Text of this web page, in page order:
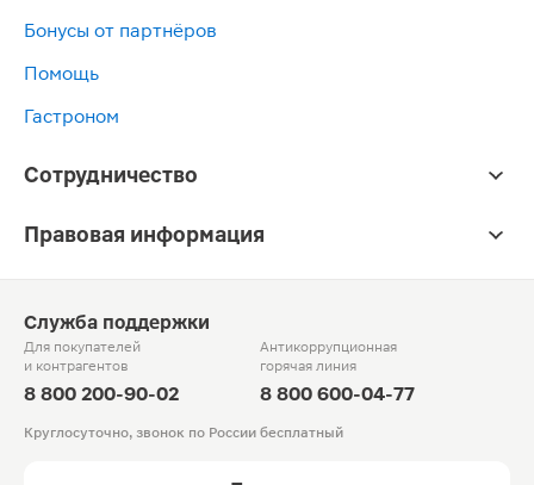
Бонусы от партнёров
Помощь
Гастроном
Сотрудничество
Правовая информация
Служба поддержки
Для покупателей
и контрагентов
8 800 200-90-02
Антикоррупционная
горячая линия
8 800 600-04-77
Круглосуточно, звонок по России бесплатный